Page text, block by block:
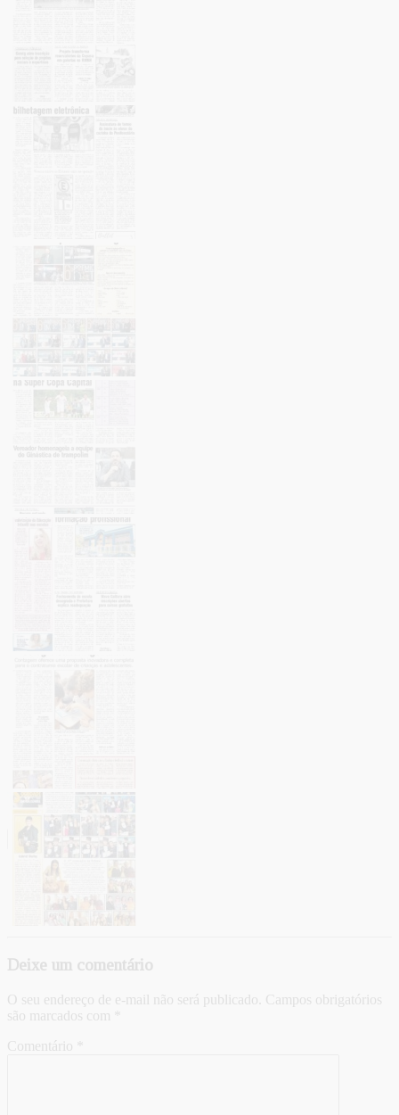
Deixe um comentário
O seu endereço de e-mail não será publicado. Campos obrigatórios
são marcados com
Comentário